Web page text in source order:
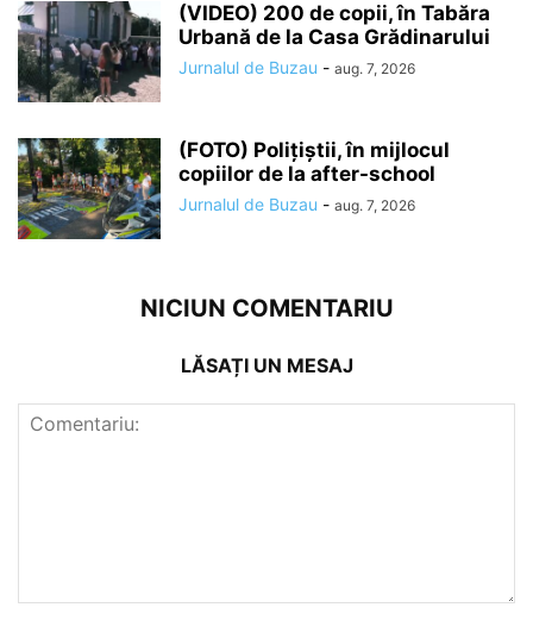
(VIDEO) 200 de copii, în Tabăra
Urbană de la Casa Grădinarului
Jurnalul de Buzau - aug. 7, 2026
(FOTO) Polițiștii, în mijlocul
copiilor de la after-school
Jurnalul de Buzau - aug. 7, 2026
NICIUN COMENTARIU
LĂSAȚI UN MESAJ